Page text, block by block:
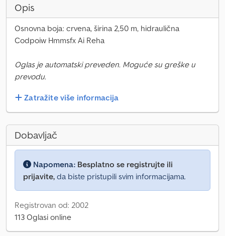
Opis
Osnovna boja: crvena, širina 2,50 m, hidraulična
Codpoiw Hmmsfx Ai Reha
Oglas je automatski preveden. Moguće su greške u
prevodu.
Zatražite više informacija
Dobavljač
Napomena: Besplatno se registrujte ili
prijavite, da biste pristupili svim informacijama.
Registrovan od: 2002
113 Oglasi online